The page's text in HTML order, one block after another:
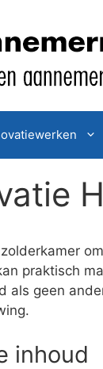
praktisch
als geen
inhoud